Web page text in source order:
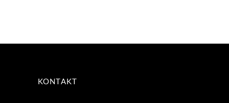
KONTAKT